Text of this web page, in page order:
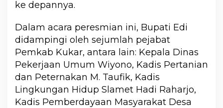
ke depannya.
Dalam acara peresmian ini, Bupati Edi
didampingi oleh sejumlah pejabat
Pemkab Kukar, antara lain: Kepala Dinas
Pekerjaan Umum Wiyono, Kadis Pertanian
dan Peternakan M. Taufik, Kadis
Lingkungan Hidup Slamet Hadi Raharjo,
Kadis Pemberdayaan Masyarakat Desa